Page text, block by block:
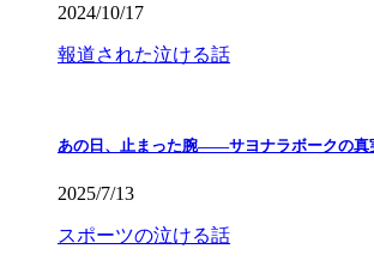
2024/10/17
報道された泣ける話
あの日、止まった腕――サヨナラボークの真
2025/7/13
スポーツの泣ける話